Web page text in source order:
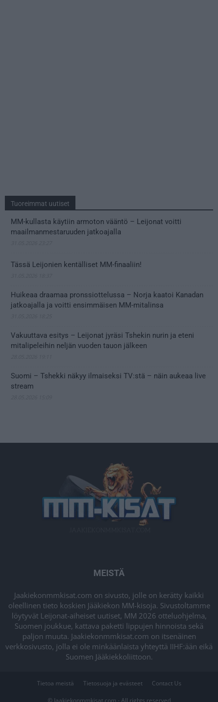
Tuoreimmat uutiset
MM-kullasta käytiin armoton vääntö – Leijonat voitti
maailmanmestaruuden jatkoajalla
Tässä Leijonien kentälliset MM-finaaliin!
Huikeaa draamaa pronssiottelussa – Norja kaatoi Kanadan
jatkoajalla ja voitti ensimmäisen MM-mitalinsa
Vakuuttava esitys – Leijonat jyräsi Tshekin nurin ja eteni
mitalipeleihin neljän vuoden tauon jälkeen
Suomi – Tshekki näkyy ilmaiseksi TV:stä – näin aukeaa live
stream
MEISTÄ
Jaakiekonmmkisat.com on sivusto, jolle on kerätty kaikki
oleellinen tieto koskien Jääkiekon MM-kisoja. Sivustoltamme
löytyvät Leijonat-aiheiset uutiset, MM 2026 otteluohjelma,
Suomen joukkue, kattava paketti lippujen hinnoista sekä
paljon muuta. Jaakiekonmmkisat.com on itsenäinen
verkkosivusto, jolla ei ole minkäänlaista yhteyttä IIHF:ään eikä
Suomen Jääkiekkoliittoon.
Tietoa meistä Tietosuoja ja evästeet Contact Us
© Jaakiekonmmkisat.com - All rights reserved